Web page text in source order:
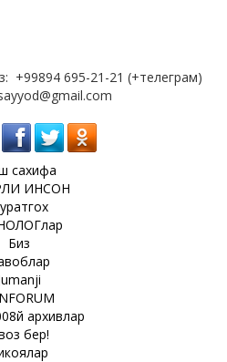
+99894 695-21-21 (+телеграм)
сахифа
ИНСОН
Биз
архивлар
бер!